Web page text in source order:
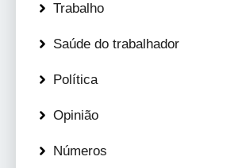
Trabalho
Saúde do trabalhador
Política
Opinião
Números